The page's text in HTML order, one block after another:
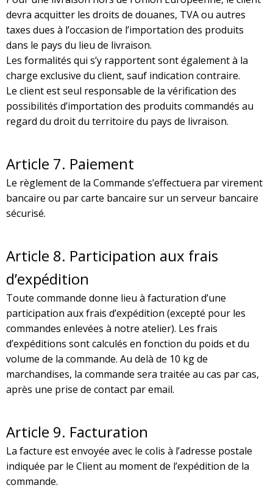
devra acquitter les droits de douanes, TVA ou autres
taxes dues à l’occasion de l’importation des produits
dans le pays du lieu de livraison.
Les formalités qui s’y rapportent sont également à la
charge exclusive du client, sauf indication contraire.
Le client est seul responsable de la vérification des
possibilités d’importation des produits commandés au
regard du droit du territoire du pays de livraison.
Article 7. Paiement
Le règlement de la Commande s’effectuera par virement
bancaire ou par carte bancaire sur un serveur bancaire
sécurisé.
Article 8. Participation aux frais
d’expédition
Toute commande donne lieu à facturation d’une
participation aux frais d’expédition (excepté pour les
commandes enlevées à notre atelier). Les frais
d’expéditions sont calculés en fonction du poids et du
volume de la commande. Au delà de 10 kg de
marchandises, la commande sera traitée au cas par cas,
après une prise de contact par email.
Article 9. Facturation
La facture est envoyée avec le colis à l’adresse postale
indiquée par le Client au moment de l’expédition de la
commande.